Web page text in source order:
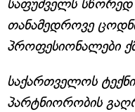
საფუძველს
თანამედროვე
პროფესიონალები
საქართველოს
პარტნიორობის